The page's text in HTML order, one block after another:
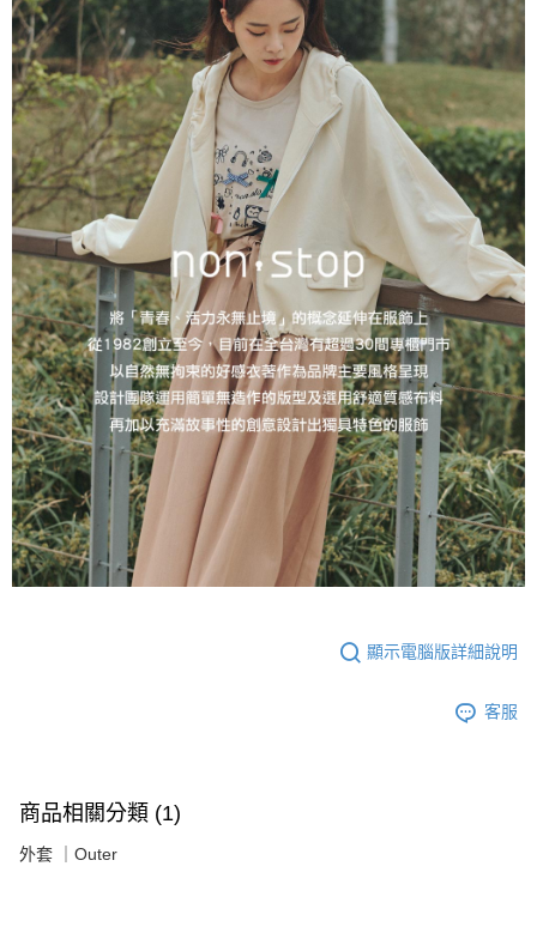
顯示電腦版詳細說明
客服
商品相關分類 (1)
外套 ｜Outer